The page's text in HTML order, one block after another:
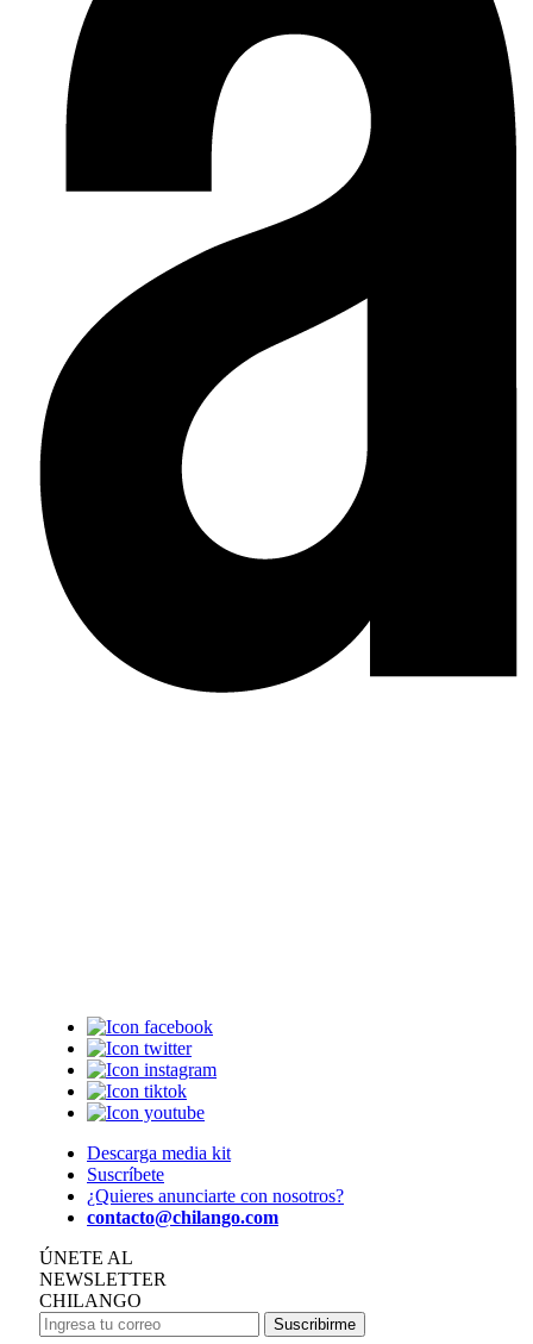
Descarga media kit
Suscríbete
¿Quieres anunciarte con nosotros?
contacto@chilango.com
ÚNETE AL
NEWSLETTER
CHILANGO
Suscribirme